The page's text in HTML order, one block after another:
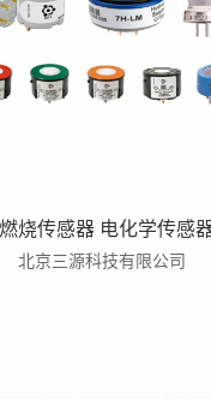
北京三源科技有限公司